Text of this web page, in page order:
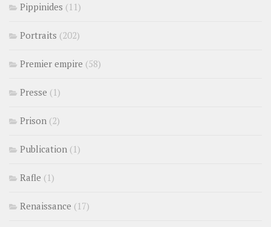
Pippinides (11)
Portraits (202)
Premier empire (58)
Presse (1)
Prison (2)
Publication (1)
Rafle (1)
Renaissance (17)